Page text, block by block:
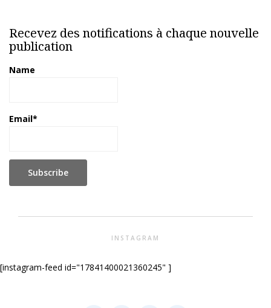
Recevez des notifications à chaque nouvelle
publication
Name
Email*
INSTAGRAM
[instagram-feed id="17841400021360245" ]